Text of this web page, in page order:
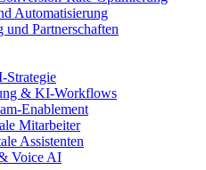
Automatisierung
Partnerschaften
Strategie
& KI-Workflows
Enablement
Mitarbeiter
Assistenten
Voice AI